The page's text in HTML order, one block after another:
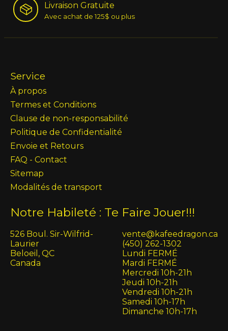
Livraison Gratuite
Avec achat de 125$ ou plus
Service
À propos
Termes et Conditions
Clause de non-responsabilité
Politique de Confidentialité
Envoie et Retours
FAQ - Contact
Sitemap
Modalités de transport
Notre Habileté : Te Faire Jouer!!!
526 Boul. Sir-Wilfrid-
Laurier
Beloeil, QC
Canada
vente@kafeedragon.ca
(450) 262-1302
Lundi FERMÉ
Mardi FERMÉ
Mercredi 10h-21h
Jeudi 10h-21h
Vendredi 10h-21h
Samedi 10h-17h
Dimanche 10h-17h
English (US)